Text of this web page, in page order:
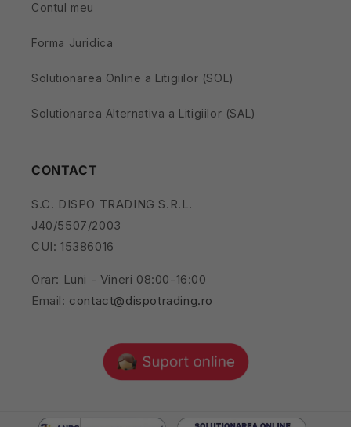
Contul meu
Forma Juridica
Solutionarea Online a Litigiilor (SOL)
Solutionarea Alternativa a Litigiilor (SAL)
CONTACT
S.C. DISPO TRADING S.R.L.
J40/5507/2003
CUI: 15386016
Orar: Luni - Vineri 08:00-16:00
Email: contact@dispotrading.ro